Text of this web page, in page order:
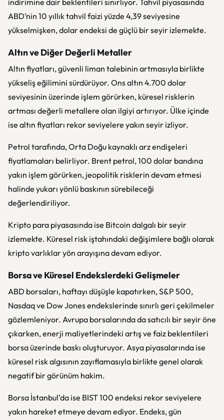
indirimine dair beklentileri sınırlıyor. Tahvil piyasasında
ABD’nin 10 yıllık tahvil faizi yüzde 4,39 seviyesine
yükselmişken, dolar endeksi de güçlü bir seyir izlemekte.
Altın ve Diğer Değerli Metaller
Altın fiyatları, güvenli liman talebinin artmasıyla birlikte
yükseliş eğilimini sürdürüyor. Ons altın 4.700 dolar
seviyesinin üzerinde işlem görürken, küresel risklerin
artması değerli metallere olan ilgiyi artırıyor. Ülke içinde
ise altın fiyatları rekor seviyelere yakın seyir izliyor.
Petrol tarafında, Orta Doğu kaynaklı arz endişeleri
fiyatlamaları belirliyor. Brent petrol, 100 dolar bandına
yakın işlem görürken, jeopolitik risklerin devam etmesi
halinde yukarı yönlü baskının sürebileceği
değerlendiriliyor.
Kripto para piyasasında ise Bitcoin dalgalı bir seyir
izlemekte. Küresel risk iştahındaki değişimlere bağlı olarak
kripto varlıklar yön arayışına devam ediyor.
Borsa ve Küresel Endekslerdeki Gelişmeler
ABD borsaları, haftayı düşüşle kapatırken, S&P 500,
Nasdaq ve Dow Jones endekslerinde sınırlı geri çekilmeler
gözlemleniyor. Avrupa borsalarında da satıcılı bir seyir öne
çıkarken, enerji maliyetlerindeki artış ve faiz beklentileri
borsa üzerinde baskı oluşturuyor. Asya piyasalarında ise
küresel risk algısının zayıflamasıyla birlikte genel olarak
negatif bir görünüm hakim.
Borsa İstanbul’da ise BIST 100 endeksi rekor seviyelere
yakın hareket etmeye devam ediyor. Endeks, gün